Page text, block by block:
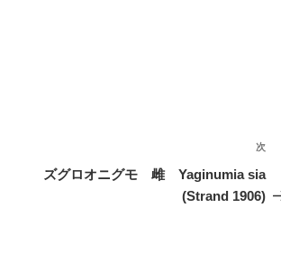
次
の
投
次
ズグロオニグモ 雌 Yaginumia sia
(Strand 1906)